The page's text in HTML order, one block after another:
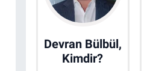
Devran Bülbül,
Kimdir?